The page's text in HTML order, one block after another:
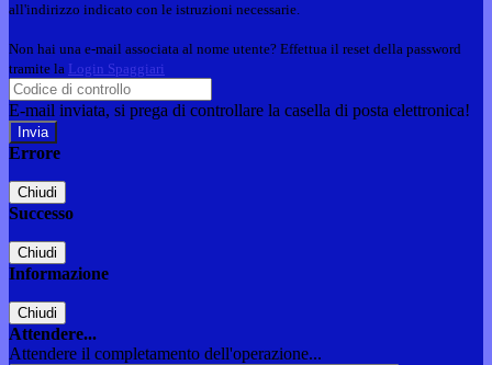
all'indirizzo indicato con le istruzioni necessarie.
Non hai una e-mail associata al nome utente? Effettua il reset della password
tramite la Login Spaggiari
E-mail inviata, si prega di controllare la casella di posta elettronica!
Errore
Chiudi
Successo
Chiudi
Informazione
Chiudi
Attendere...
Attendere il completamento dell'operazione...